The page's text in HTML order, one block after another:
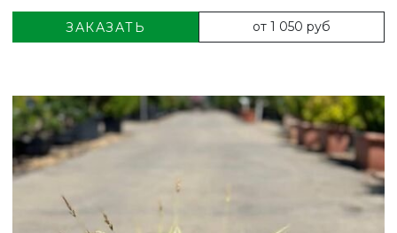
ЗАКАЗАТЬ от 1 050 руб